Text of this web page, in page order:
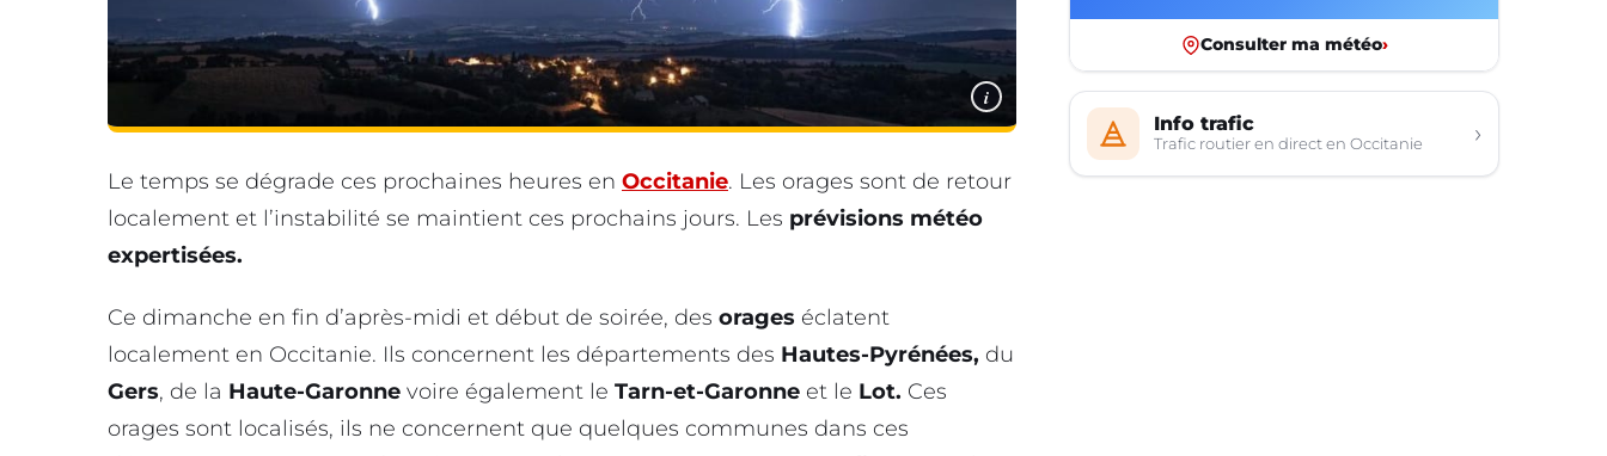
i
Le temps se dégrade ces prochaines heures en Occitanie. Les orages sont de retour
localement et l’instabilité se maintient ces prochains jours. Les prévisions météo
expertisées.
Ce dimanche en fin d’après-midi et début de soirée, des orages éclatent
localement en Occitanie. Ils concernent les départements des Hautes-Pyrénées, du
Gers, de la Haute-Garonne voire également le Tarn-et-Garonne et le Lot. Ces
orages sont localisés, ils ne concernent que quelques communes dans ces
Consulter ma météo›
Info trafic
Trafic routier en direct en Occitanie ›